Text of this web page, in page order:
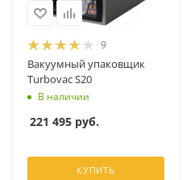
9
Вакуумный упаковщик
Turbovac S20
В наличии
221 495 руб.
КУПИТЬ